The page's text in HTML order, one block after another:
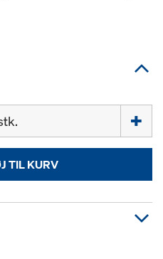
TIL KURV